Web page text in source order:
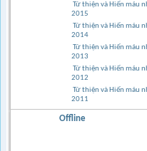
Từ thiện và Hiến máu
2015
Từ thiện và Hiến máu
2014
Từ thiện và Hiến máu
2013
Từ thiện và Hiến máu
2012
Từ thiện và Hiến máu
2011
Offline